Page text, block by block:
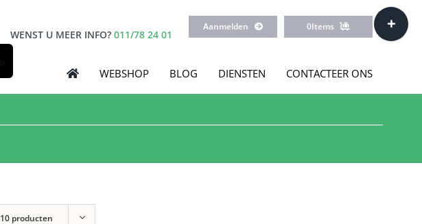
WENST U MEER INFO? 011/78 24 01
Aanmelden 0Items
WEBSHOP BLOG DIENSTEN CONTACTEER ONS
10 producten
Toggle
Sliding